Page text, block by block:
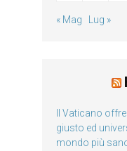
« Mag Lug »
Il Vaticano
giusto ed
mondo più